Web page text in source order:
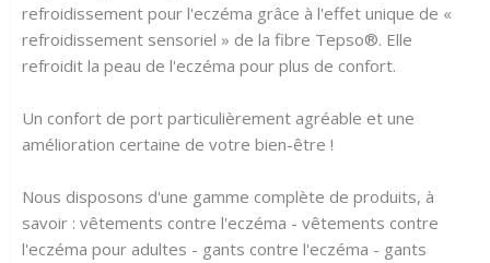
refroidissement pour l'eczéma grâce à l'effet unique de «
refroidissement sensoriel » de la fibre Tepso®. Elle
refroidit la peau de l'eczéma pour plus de confort.
Un confort de port particulièrement agréable et une
amélioration certaine de votre bien-être !
Nous disposons d'une gamme complète de produits, à
savoir : vêtements contre l'eczéma - vêtements contre
l'eczéma pour adultes - gants contre l'eczéma - gants